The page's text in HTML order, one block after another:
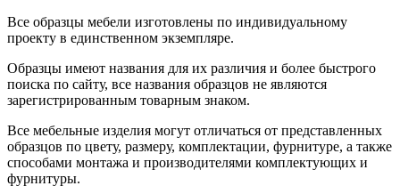
Все образцы мебели изготовлены по индивидуальному
проекту в единственном экземпляре.
Образцы имеют названия для их различия и более быстрого
поиска по сайту, все названия образцов не являются
зарегистрированным товарным знаком.
Все мебельные изделия могут отличаться от представленных
образцов по цвету, размеру, комплектации, фурнитуре, а также
способами монтажа и производителями комплектующих и
фурнитуры.